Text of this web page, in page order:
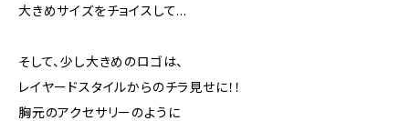
大きめサイズをチョイスして…
そして、少し大きめのロゴは、
レイヤードスタイルからのチラ見せに！！
胸元のアクセサリーのように